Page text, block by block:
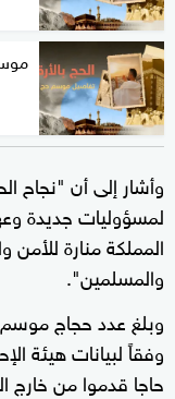
موسم حج
وأشار إلى أن "نجاح
لمسؤوليات جديدة
المملكة منارة للأمن
والمسلمين".
حاجا قدموا من خارج